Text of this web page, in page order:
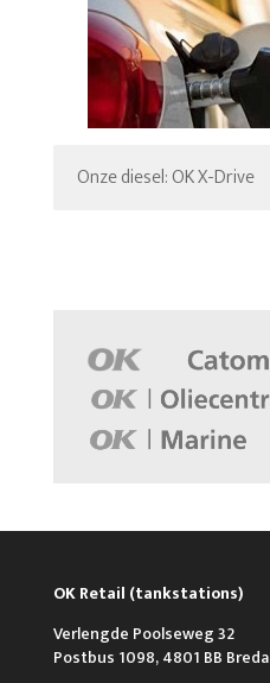
Onze diesel: OK X-Drive
OK Retail (tankstations)
Verlengde Poolseweg 32
Postbus 1098, 4801 BB Breda